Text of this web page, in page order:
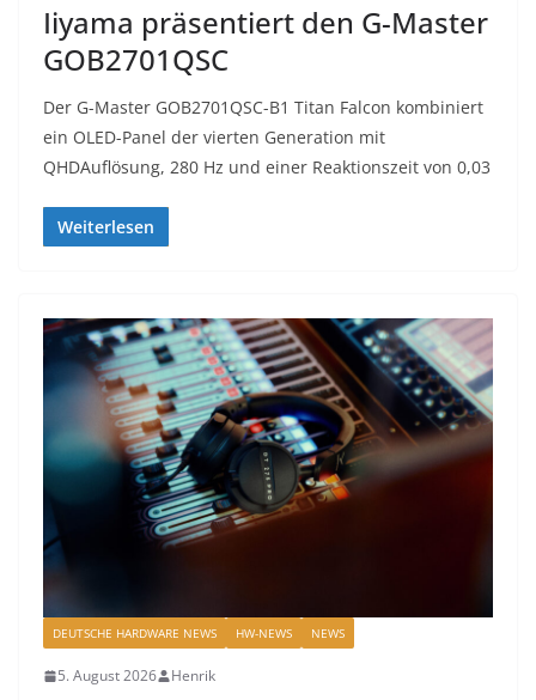
Iiyama präsentiert den G-Master
GOB2701QSC
Der G-Master GOB2701QSC-B1 Titan Falcon kombiniert
ein OLED-Panel der vierten Generation mit
QHDAuflösung, 280 Hz und einer Reaktionszeit von 0,03
Weiterlesen
DEUTSCHE HARDWARE NEWS HW-NEWS NEWS
5. August 2026 Henrik